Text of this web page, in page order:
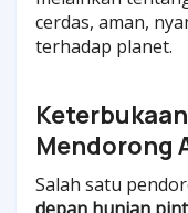
cerdas, aman,
terhadap planet.
Mendorong
Salah satu